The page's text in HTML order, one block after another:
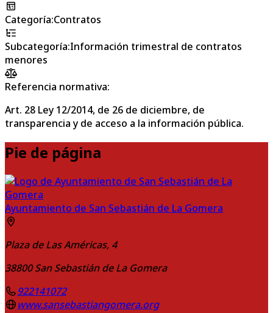
Categoría:Contratos
Subcategoría:Información trimestral de contratos
menores
Referencia normativa:
Art. 28 Ley 12/2014, de 26 de diciembre, de
transparencia y de acceso a la información pública.
Pie de página
Ayuntamiento de San Sebastián de La Gomera
Plaza de Las Américas, 4
38800 San Sebastián de La Gomera
922141072
www.sansebastiangomera.org